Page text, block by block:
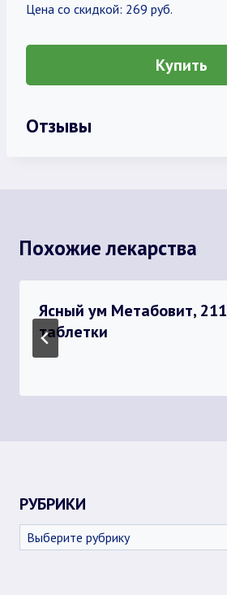
Цена со скидкой: 269 руб.
Купить
Отзывы
Похожие лекарства
Ясный ум Метабовит,
таблетки
РУБРИКИ
Рубрики